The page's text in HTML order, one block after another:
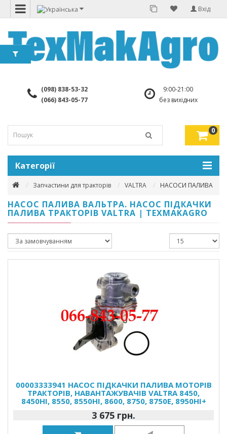
Вхід
(098) 838-53-32
(066) 843-05-77
9:00-21:00
без вихідних
0
Категорії
Запчастини для тракторів VALTRA НАСОСИ ПАЛИВА
НАСОС ПАЛИВА ВАЛЬТРА. НАСОС ПІДКАЧКИ
ПАЛИВА ТРАКТОРІВ VALTRA | TEXMAKAGRO
00003333941 НАСОС ПІДКАЧКИ ПАЛИВА МОТОРІВ
ТРАКТОРІВ, НАВАНТАЖУВАЧІВ VALTRA 8450,
8450HI, 8550, 8550HI, 8600, 8750, 8750E, 8950HI+
3 675 грн.